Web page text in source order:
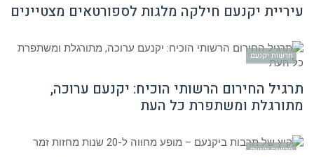
עיריית יקנעם חילקה מלגות לספורטאים מצטיינים
חדשות יקנעם
תרגיל החירום הרשותי הוכיח: יקנעם ערוכה,
מתורגלת ומשתפרת כל העת
חדשות יקנעם